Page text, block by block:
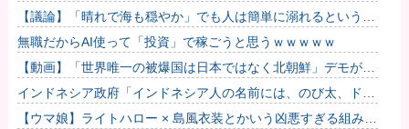
【議論】「晴れで海も穏やか」でも人は簡単に溺れるという恐
怖……高齢者の海水浴はマジで危険なのか？
無職だからAI使って「投資」で稼ごうと思うｗｗｗｗｗ
【動画】「世界唯一の被爆国は日本ではなく北朝鮮」デモが開
催される
インドネシア政府「インドネシア人の名前には、のび太、ドラ
えもん、スネ夫、ナルト、しんちゃんなどあります」
【ウマ娘】ライトハロー × 島風衣装とかいう凶悪すぎる組み合